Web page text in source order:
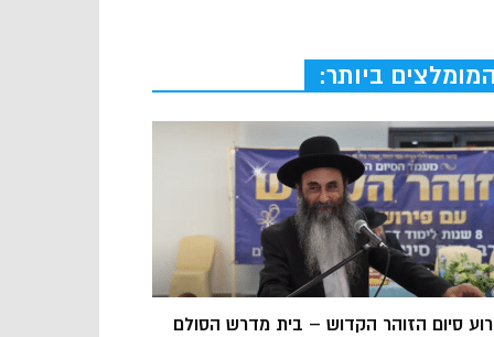
המומלצים ביותר:
סיום הזוהר הקדוש – בית מדרש הסולם